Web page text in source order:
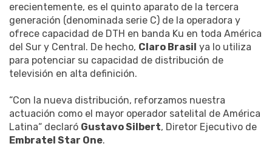
erecientemente, es el quinto aparato de la tercera
generación (denominada serie C) de la operadora y
ofrece capacidad de DTH en banda Ku en toda América
del Sur y Central. De hecho, Claro Brasil ya lo utiliza
para potenciar su capacidad de distribución de
televisión en alta definición.
“Con la nueva distribución, reforzamos nuestra
actuación como el mayor operador satelital de América
Latina“ declaró Gustavo Silbert, Diretor Ejecutivo de
Embratel Star One.